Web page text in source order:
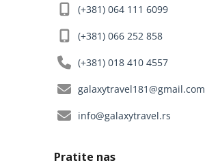
(+381) 064 111 6099
(+381) 066 252 858
(+381) 018 410 4557
galaxytravel181@gmail.com
info@galaxytravel.rs
Pratite nas